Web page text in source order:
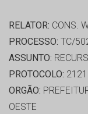
RELATOR: CONS.
PROCESSO: TC/
ASSUNTO:
PROTOCOLO:
ORGÃO:
OESTE